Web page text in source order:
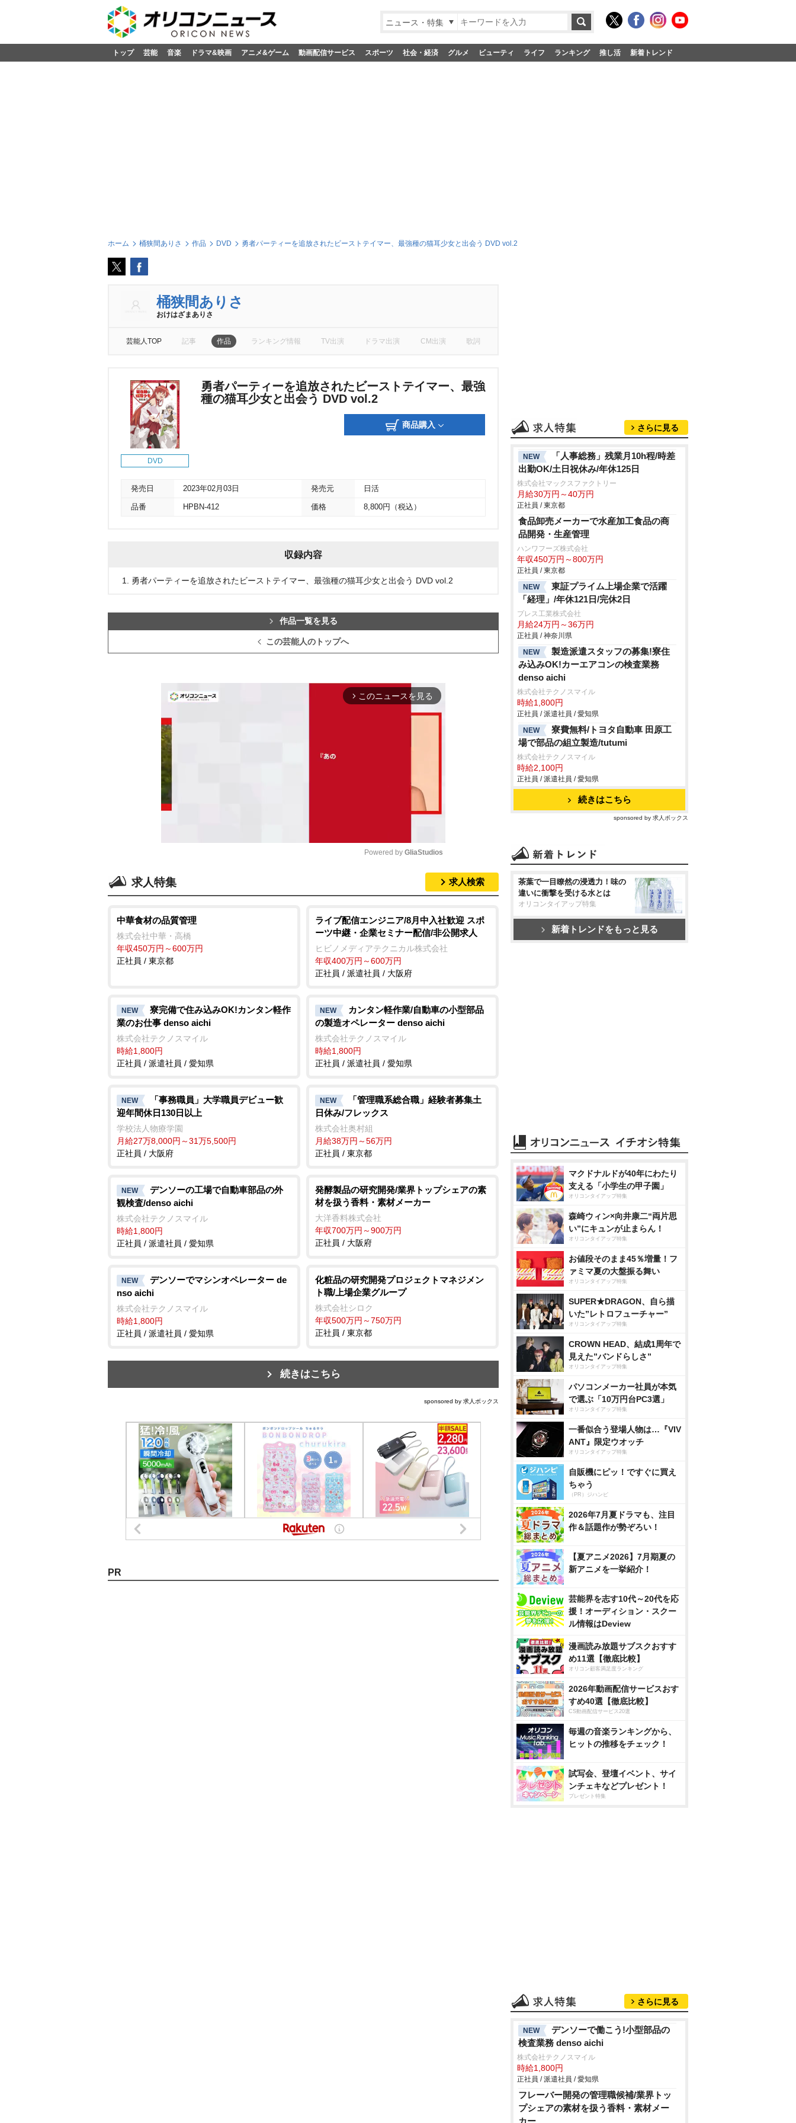
ニュース・特集
トップ 芸能 音楽 ドラマ&映画 アニメ&ゲーム 動画配信サービス スポーツ 社会・経済 グルメ ビューティ ライフ ランキング 推し活 新着トレンド
ホーム 桶狭間ありさ 作品 DVD 勇者パーティーを追放されたビーストテイマー、最強種の猫耳少女と出会う DVD vol.2
桶狭間ありさ
おけはざまありさ
芸能人TOP 記事 作品 ランキング情報 TV出演 ドラマ出演 CM出演 歌詞
DVD
勇者パーティーを追放されたビーストテイマー、最強
種の猫耳少女と出会う DVD vol.2
商品購入
発売日 2023年02月03日 発売元 日活
品番 HPBN-412 価格 8,800円（税込）
収録内容
1. 勇者パーティーを追放されたビーストテイマー、最強種の猫耳少女と出会う DVD vol.2
作品一覧を見る
この芸能人のトップへ
arrow_forward_ios このニュースを見る
t
e
Powered by GliaStudios
求人特集 求人検索
中華食材の品質管理
株式会社中華・高橋
年収450万円～600万円
正社員 / 東京都
ライブ配信エンジニア/8月中入社歓迎 スポ
ーツ中継・企業セミナー配信/非公開求人
ヒビノメディアテクニカル株式会社
年収400万円～600万円
正社員 / 派遣社員 / 大阪府
NEW
寮完備で住み込みOK!カンタン軽作
業のお仕事 denso aichi
株式会社テクノスマイル
時給1,800円
正社員 / 派遣社員 / 愛知県
NEW
カンタン軽作業/自動車の小型部品
の製造オペレーター denso aichi
株式会社テクノスマイル
時給1,800円
正社員 / 派遣社員 / 愛知県
NEW
「事務職員」大学職員デビュー歓
迎年間休日130日以上
学校法人物療学園
月給27万8,000円～31万5,500円
正社員 / 大阪府
NEW
「管理職系総合職」経験者募集土
日休み/フレックス
株式会社奥村組
月給38万円～56万円
正社員 / 東京都
NEW
デンソーの工場で自動車部品の外
観検査/denso aichi
株式会社テクノスマイル
時給1,800円
正社員 / 派遣社員 / 愛知県
発酵製品の研究開発/業界トップシェアの素
材を扱う香料・素材メーカー
大洋香料株式会社
年収700万円～900万円
正社員 / 大阪府
NEW
デンソーでマシンオペレーター de
nso aichi
株式会社テクノスマイル
時給1,800円
正社員 / 派遣社員 / 愛知県
化粧品の研究開発プロジェクトマネジメン
ト職/上場企業グループ
株式会社シロク
年収500万円～750万円
正社員 / 東京都
続きはこちら
sponsored by 求人ボックス
PR
さらに見る
NEW
「人事総務」残業月10h程/時差
出勤OK/土日祝休み/年休125日
株式会社マックスファクトリー
月給30万円～40万円
正社員 / 東京都
食品卸売メーカーで水産加工食品の商
品開発・生産管理
ハンワフーズ株式会社
年収450万円～800万円
正社員 / 東京都
NEW
東証プライム上場企業で活躍
「経理」/年休121日/完休2日
プレス工業株式会社
月給24万円～36万円
正社員 / 神奈川県
NEW
製造派遣スタッフの募集!寮住
み込みOK!カーエアコンの検査業務
denso aichi
株式会社テクノスマイル
時給1,800円
正社員 / 派遣社員 / 愛知県
NEW
寮費無料/トヨタ自動車 田原工
場で部品の組立製造/tutumi
株式会社テクノスマイル
時給2,100円
正社員 / 派遣社員 / 愛知県
続きはこちら
sponsored by 求人ボックス
茶葉で一目瞭然の浸透力！味の
違いに衝撃を受ける水とは
オリコンタイアップ特集
新着トレンドをもっと見る
マクドナルドが40年にわたり
支える「小学生の甲子園」
オリコンタイアップ特集
森崎ウィン×向井康二“両片思
い”にキュンが止まらん！
オリコンタイアップ特集
お値段そのまま45％増量！フ
ァミマ夏の大盤振る舞い
オリコンタイアップ特集
SUPER★DRAGON、自ら描
いた”レトロフューチャー”
オリコンタイアップ特集
CROWN HEAD、結成1周年で
見えた”バンドらしさ”
オリコンタイアップ特集
パソコンメーカー社員が本気
で選ぶ「10万円台PC3選」
オリコンタイアップ特集
一番似合う登場人物は…『VIV
ANT』限定ウオッチ
オリコンタイアップ特集
自販機にピッ！ですぐに買え
ちゃう
（PR）ジハンピ
2026年7月夏ドラマも、注目
作＆話題作が勢ぞろい！
【夏アニメ2026】7月期夏の
新アニメを一挙紹介！
芸能界を志す10代～20代を応
援！オーディション・スクー
ル情報はDeview
漫画読み放題サブスクおすす
め11選【徹底比較】
オリコン顧客満足度ランキング
2026年動画配信サービスおす
すめ40選【徹底比較】
CS動画配信サービス20選
毎週の音楽ランキングから、
ヒットの推移をチェック！
試写会、登壇イベント、サイ
ンチェキなどプレゼント！
プレゼント特集
さらに見る
NEW
デンソーで働こう!小型部品の
検査業務 denso aichi
株式会社テクノスマイル
時給1,800円
正社員 / 派遣社員 / 愛知県
フレーバー開発の管理職候補/業界トッ
プシェアの素材を扱う香料・素材メー
カー